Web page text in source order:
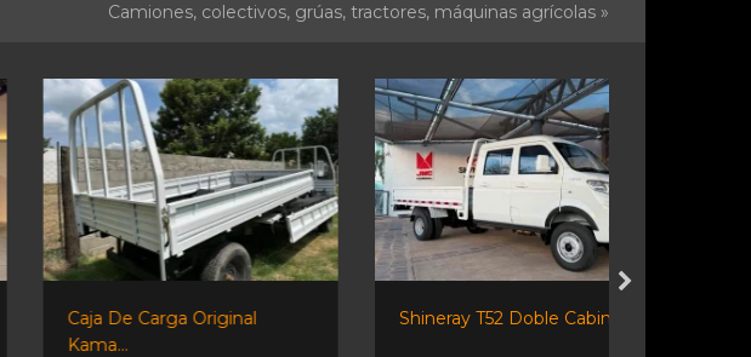
Camiones, colectivos, grúas, tractores, máquinas agrícolas »
Caja De Carga Original
Shineray T52 Doble Cabina...